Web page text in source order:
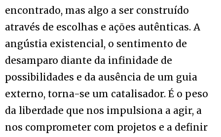
encontrado, mas algo a ser construído
através de escolhas e ações autênticas. A
angústia existencial, o sentimento de
desamparo diante da infinidade de
possibilidades e da ausência de um guia
externo, torna-se um catalisador. É o peso
da liberdade que nos impulsiona a agir, a
nos comprometer com projetos e a definir